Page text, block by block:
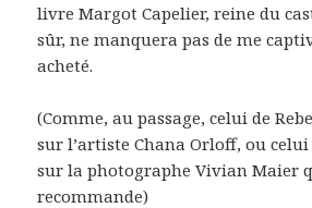
livre Margot Capelier, reine du
sûr, ne manquera pas de me
acheté.
(Comme, au passage, celui de
sur l’artiste Chana Orloff, ou celui
sur la photographe Vivian Maier
recommande)